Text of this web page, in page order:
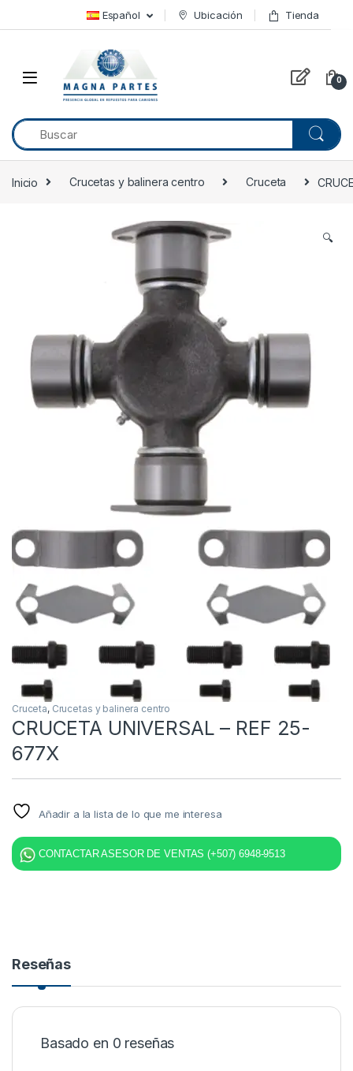
Skip to navigation Español Ubicación Tienda
0
Inicio Crucetas y balinera centro Cruceta
🔍
Cruceta, Crucetas y balinera centro
CRUCETA UNIVERSAL – REF 25-
677X
Añadir a la lista de lo que me interesa
CONTACTAR ASESOR DE VENTAS (+507) 6948-9513
Reseñas
Basado en 0 reseñas